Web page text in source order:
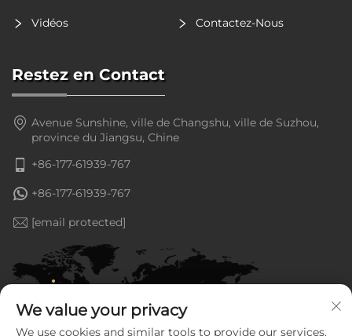
Vidéos Contactez-Nous
Restez en Contact
Avenue Sunshine, ville de Changshu, ville de Suzhou,
province du Jiangsu, Chine
+86-177-61939-767
+86-177-61939-767
[email protected]
We value your privacy
We use cookies and similar tools to provide our services.